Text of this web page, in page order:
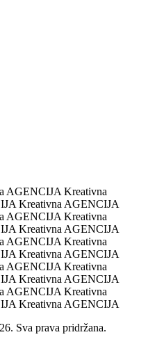
AGENCIJA Kreativna
Kreativna AGENCIJA
AGENCIJA Kreativna
Kreativna AGENCIJA
AGENCIJA Kreativna
Kreativna AGENCIJA
AGENCIJA Kreativna
Kreativna AGENCIJA
AGENCIJA Kreativna
Kreativna AGENCIJA
Sva prava pridržana.